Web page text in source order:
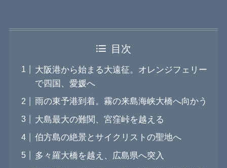
目次
大阪港から始まる大遠征。オレンジフェリー
で四国、愛媛へ
雨の東予港到着。霧の来島海峡大橋へ向かう
大島最大の難関、宮窪峠を越える
伯方島の絶景とサイクリストの聖地へ
多々羅大橋を越え、広島県へ突入